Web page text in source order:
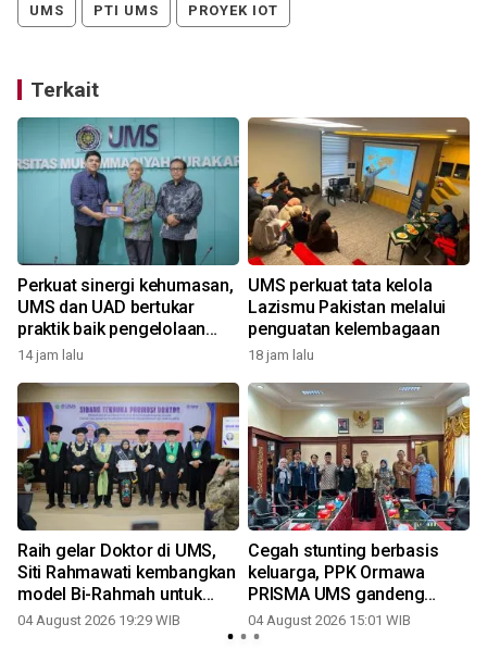
UMS PTI UMS PROYEK IOT
Terkait
Perkuat sinergi kehumasan,
UMS dan UAD bertukar
praktik baik pengelolaan
reputasi
14 jam lalu
UMS perkuat tata kelola
Lazismu Pakistan melalui
penguatan kelembagaan
18 jam lalu
Raih gelar Doktor di UMS,
Siti Rahmawati kembangkan
model Bi-Rahmah untuk
cegah bullying di sekolah
04 August 2026 19:29 WIB
Cegah stunting berbasis
keluarga, PPK Ormawa
PRISMA UMS gandeng
Pemkab Sukoharjo perkuat
pendampingan 1.000 HPK
04 August 2026 15:01 WIB